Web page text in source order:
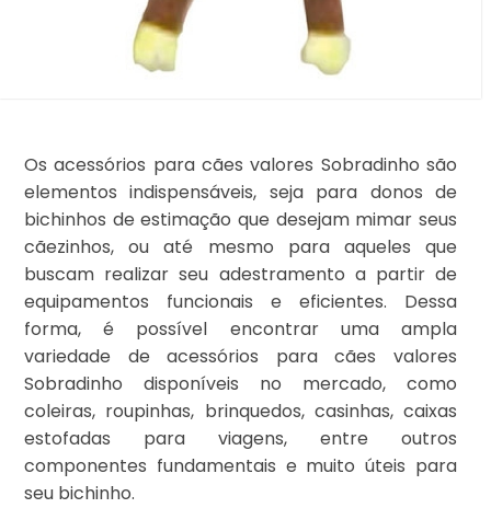
Os acessórios para cães valores Sobradinho são
elementos indispensáveis, seja para donos de
bichinhos de estimação que desejam mimar seus
cãezinhos, ou até mesmo para aqueles que
buscam realizar seu adestramento a partir de
equipamentos funcionais e eficientes. Dessa
forma, é possível encontrar uma ampla
variedade de acessórios para cães valores
Sobradinho disponíveis no mercado, como
coleiras, roupinhas, brinquedos, casinhas, caixas
estofadas para viagens, entre outros
componentes fundamentais e muito úteis para
seu bichinho.